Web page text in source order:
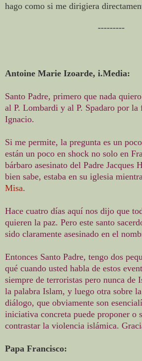
hago como si me dirigiera
---------
Antoine Marie Izoarde, i.Media:
Santo Padre, primero que nada
al P. Lombardi y al P. Spadaro por la
Ignacio.
Si me permite, la pregunta es un
están un poco en shock no solo en
bárbaro asesinato del Padre Jacques
bien sabe, estaba en su iglesia
Misa.
Hace cuatro días aquí nos dijo que
quieren la paz. Pero este santo
sido claramente asesinado en el
Entonces Santo Padre, tengo dos
qué cuando usted habla de estos
siempre de terroristas pero nunca de
la palabra Islam, y luego otra sobre
diálogo, que obviamente son
iniciativa concreta puede proponer o
contrastar la violencia islámica.
Papa Francisco: